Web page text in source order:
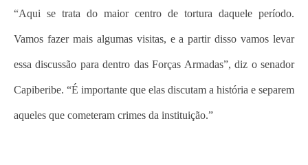
“Aqui se trata do maior centro de tortura daquele período.
Vamos fazer mais algumas visitas, e a partir disso vamos levar
essa discussão para dentro das Forças Armadas”, diz o senador
Capiberibe. “É importante que elas discutam a história e separem
aqueles que cometeram crimes da instituição.”